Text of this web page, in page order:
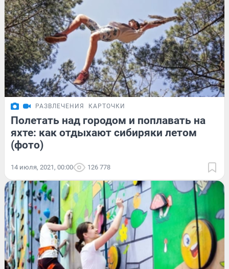
РАЗВЛЕЧЕНИЯ КАРТОЧКИ
Полетать над городом и поплавать на
яхте: как отдыхают сибиряки летом
(фото)
14 июля, 2021, 00:00 126 778